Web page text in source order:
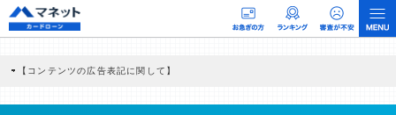
【コンテンツの広告表記に関して】